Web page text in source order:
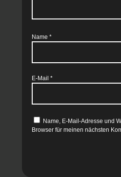
Name *
E-Mail *
Name, E-Mail-Adresse und
Browser für meinen nächsten